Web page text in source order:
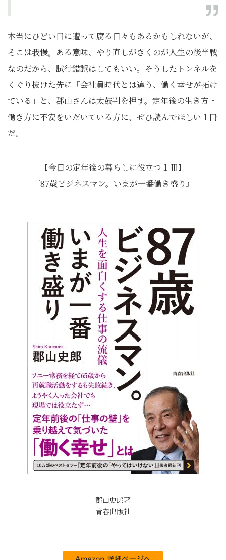
本当にひどい目に遭って腐る日々もあるかもしれないが、
そこは我慢。ある意味、やり直しがきくのが人生の後半戦
なのだから、試行錯誤はしてもいい。そうしたトンネルを
くぐり抜けた先に「会社員時代とは違う、働く幸せが拓け
ている」と、郡山さんは太鼓判を押す。定年後の生き方・
働き方に不安をいだいている方に、ぜひ読んでほしい１冊
だ。
【今日の定年後の暮らしに役立つ１冊】
『87歳ビジネスマン。いまが一番働き盛り』
郡山史郎著
青春出版社